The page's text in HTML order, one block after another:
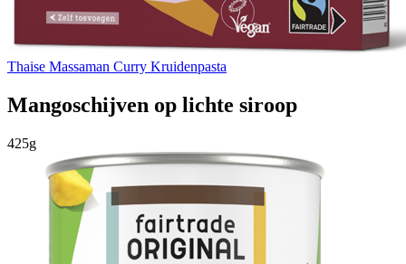
Thaise Massaman Curry Kruidenpasta
Mangoschijven op lichte siroop
425g